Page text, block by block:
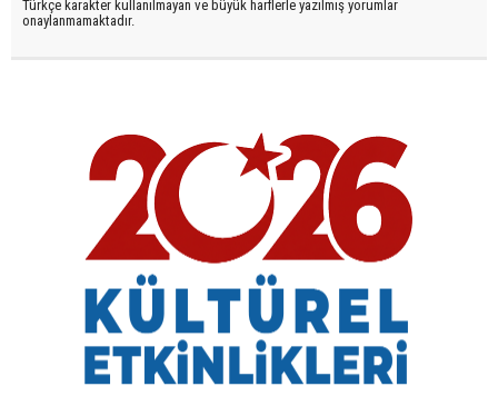
Türkçe karakter kullanılmayan ve büyük harflerle yazılmış yorumlar
onaylanmamaktadır.